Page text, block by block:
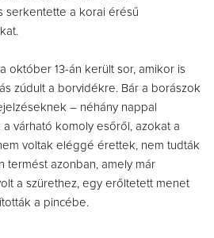
serkentette a korai érésű
október 13-án került sor, amikor is
zúdult a borvidékre. Bár a borászok
– néhány nappal
várható komoly esőről, azokat a
voltak eléggé érettek, nem tudták
termést azonban, amely már
a szürethez, egy erőltetett menet
a pincébe.